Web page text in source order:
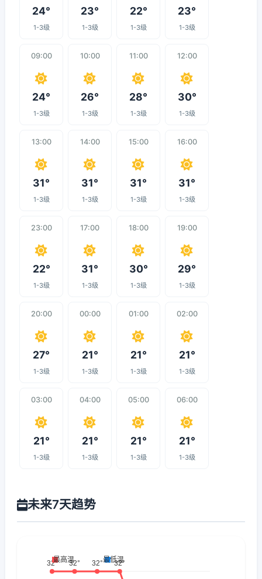
24°
1-3级
23°
1-3级
22°
1-3级
23°
1-3级
09:00
24°
1-3级
10:00
26°
1-3级
11:00
28°
1-3级
12:00
30°
1-3级
13:00
31°
1-3级
14:00
31°
1-3级
15:00
31°
1-3级
16:00
31°
1-3级
23:00
22°
1-3级
17:00
31°
1-3级
18:00
30°
1-3级
19:00
29°
1-3级
20:00
27°
1-3级
00:00
21°
1-3级
01:00
21°
1-3级
02:00
21°
1-3级
03:00
21°
1-3级
04:00
21°
1-3级
05:00
21°
1-3级
06:00
21°
1-3级
未来7天趋势